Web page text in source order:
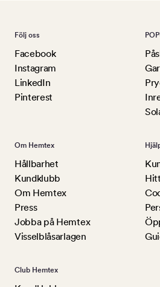
Följ oss
Facebook
Instagram
LinkedIn
Pinterest
Om Hemtex
Hållbarhet
Kundklubb
Om Hemtex
Press
Jobba på Hemtex
Visselblåsarlagen
Club Hemtex